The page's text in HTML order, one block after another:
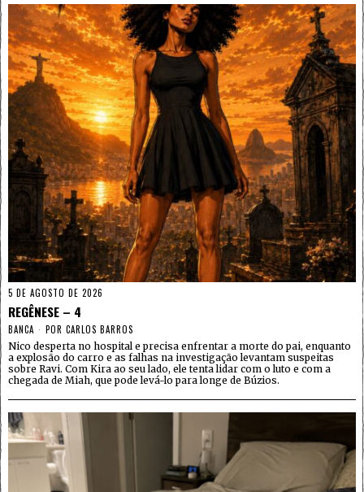
5 DE AGOSTO DE 2026
REGÊNESE – 4
BANCA POR CARLOS BARROS
Nico desperta no hospital e precisa enfrentar a morte do pai, enquanto
a explosão do carro e as falhas na investigação levantam suspeitas
sobre Ravi. Com Kira ao seu lado, ele tenta lidar com o luto e com a
chegada de Miah, que pode levá-lo para longe de Búzios.